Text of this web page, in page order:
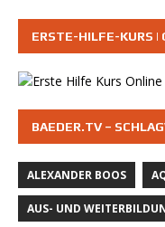
ERSTE-HILFE-KURS |
BAEDER.TV –
ALEXANDER BOOS
AUS- UND